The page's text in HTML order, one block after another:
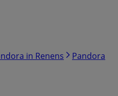
in Renens
Pandora